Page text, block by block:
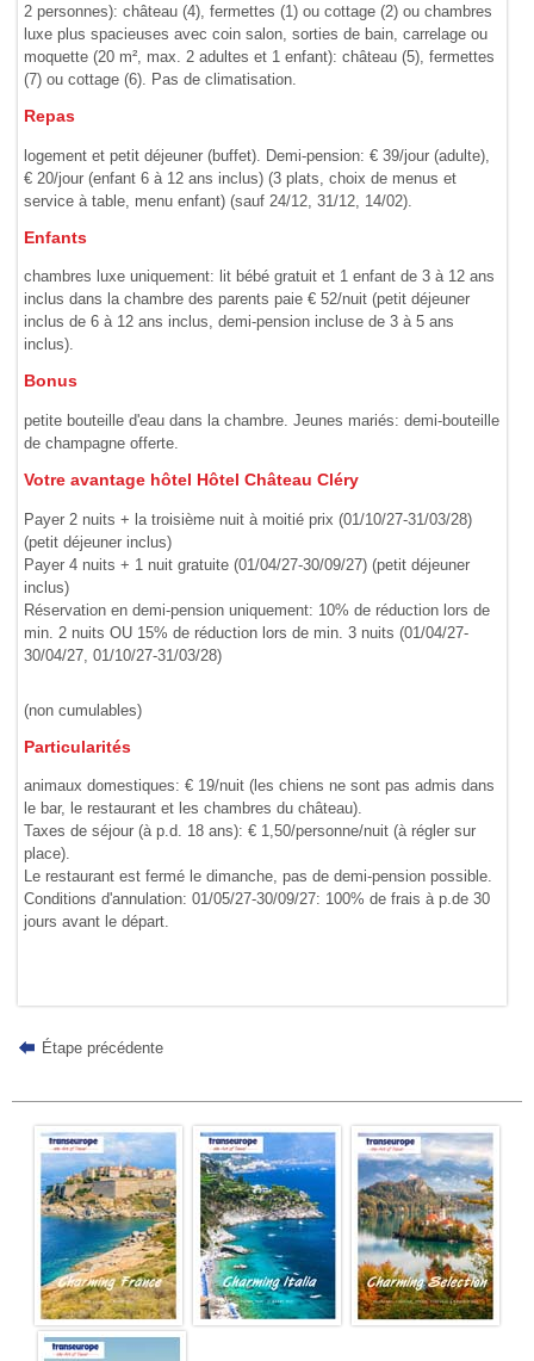
2 personnes): château (4), fermettes (1) ou cottage (2) ou chambres
luxe plus spacieuses avec coin salon, sorties de bain, carrelage ou
moquette (20 m², max. 2 adultes et 1 enfant): château (5), fermettes
(7) ou cottage (6). Pas de climatisation.
Repas
logement et petit déjeuner (buffet). Demi-pension: € 39/jour (adulte),
€ 20/jour (enfant 6 à 12 ans inclus) (3 plats, choix de menus et
service à table, menu enfant) (sauf 24/12, 31/12, 14/02).
Enfants
chambres luxe uniquement: lit bébé gratuit et 1 enfant de 3 à 12 ans
inclus dans la chambre des parents paie € 52/nuit (petit déjeuner
inclus de 6 à 12 ans inclus, demi-pension incluse de 3 à 5 ans
inclus).
Bonus
petite bouteille d'eau dans la chambre. Jeunes mariés: demi-bouteille
de champagne offerte.
Votre avantage hôtel Hôtel Château Cléry
Payer 2 nuits + la troisième nuit à moitié prix (01/10/27-31/03/28)
(petit déjeuner inclus)
Payer 4 nuits + 1 nuit gratuite (01/04/27-30/09/27) (petit déjeuner
inclus)
Réservation en demi-pension uniquement: 10% de réduction lors de
min. 2 nuits OU 15% de réduction lors de min. 3 nuits (01/04/27-
30/04/27, 01/10/27-31/03/28)
(non cumulables)
Particularités
animaux domestiques: € 19/nuit (les chiens ne sont pas admis dans
le bar, le restaurant et les chambres du château).
Taxes de séjour (à p.d. 18 ans): € 1,50/personne/nuit (à régler sur
place).
Le restaurant est fermé le dimanche, pas de demi-pension possible.
Conditions d'annulation: 01/05/27-30/09/27: 100% de frais à p.de 30
jours avant le départ.
Étape précédente